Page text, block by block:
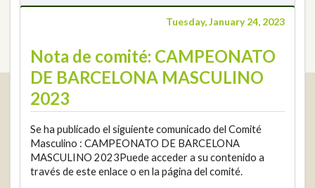
Tuesday, January 24, 2023
Nota de comité: CAMPEONATO
DE BARCELONA MASCULINO
2023
Se ha publicado el siguiente comunicado del Comité
Masculino : CAMPEONATO DE BARCELONA
MASCULINO 2023Puede acceder a su contenido a
través de este enlace o en la página del comité.
Real Federación Andaluza de Golf
Calle Enlace, 9. 29016 Málaga, España
CIF: Q7955035F
+34 952 225 590
info@rfga.org
Contact